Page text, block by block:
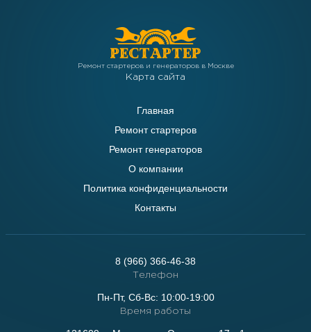
Ремонт стартеров и генераторов в Москве
Карта сайта
Главная
Ремонт стартеров
Ремонт генераторов
О компании
Политика конфиденциальности
Контакты
8 (966) 366-46-38
Телефон
Пн-Пт, Сб-Вс: 10:00-19:00
Время работы